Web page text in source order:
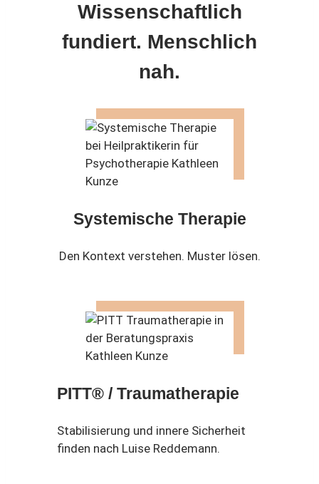
Wissenschaftlich
fundiert. Menschlich
nah.
Systemische Therapie
Den Kontext verstehen. Muster lösen.
PITT® / Traumatherapie
Stabilisierung und innere Sicherheit
finden nach Luise Reddemann.